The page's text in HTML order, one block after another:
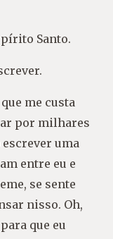
Santo.
me custa
por milhares
uma
entre eu e
se sente
nisso. Oh,
que eu